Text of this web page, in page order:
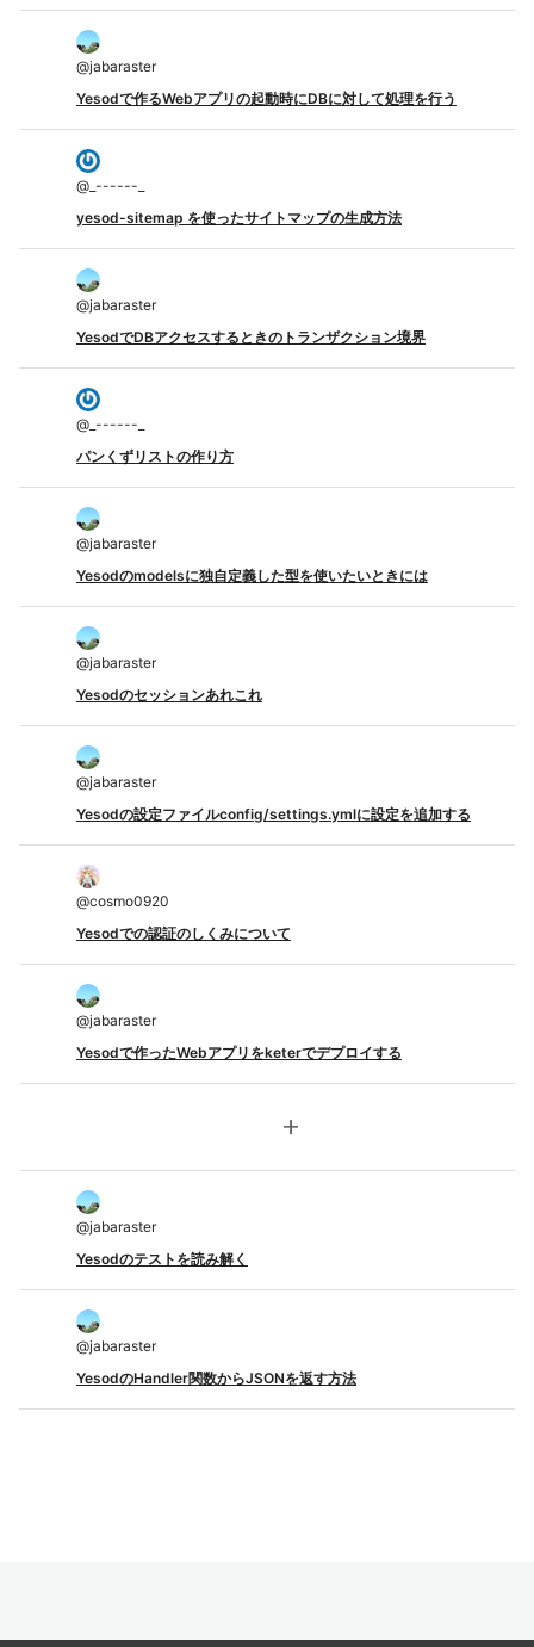
@jabaraster
Yesodで作るWebアプリの起動時にDBに対して処理を行う
@ _------_
yesod-sitemap を使ったサイトマップの生成方法
@jabaraster
YesodでDBアクセスするときのトランザクション境界
@ _------_
パンくずリストの作り方
@jabaraster
Yesodのmodelsに独自定義した型を使いたいときには
@jabaraster
Yesodのセッションあれこれ
@jabaraster
Yesodの設定ファイルconfig/settings.ymlに設定を追加する
@cosmo0920
Yesodでの認証のしくみについて
@jabaraster
Yesodで作ったWebアプリをketerでデプロイする
add
@jabaraster
Yesodのテストを読み解く
@jabaraster
YesodのHandler関数からJSONを返す方法